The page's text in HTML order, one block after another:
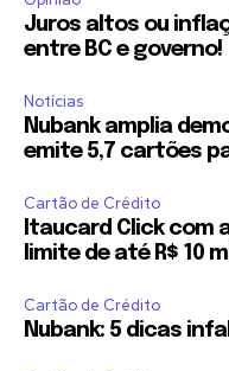
Juros altos ou
entre BC e governo!
Notícias
Nubank amplia
emite 5,7 cartões
Cartão de Crédito
Itaucard Click com
limite de até R$ 10
Cartão de Crédito
Nubank: 5 dicas